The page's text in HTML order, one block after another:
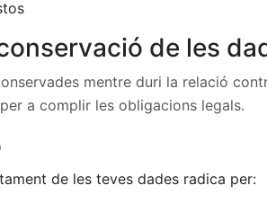
de les
mentre duri la relació
a complir les obligacions legals.
de les teves dades radica per: